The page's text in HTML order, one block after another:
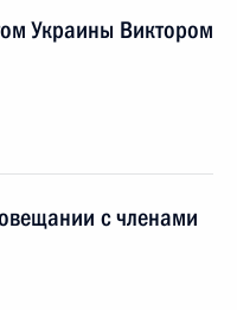
Украины Виктором
с членами